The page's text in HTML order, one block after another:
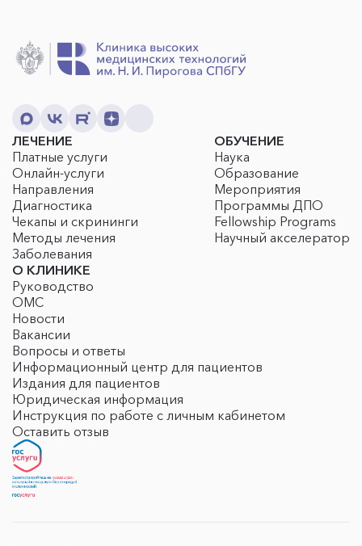
ЛЕЧЕНИЕ
Платные услуги
Онлайн-услуги
Направления
Диагностика
Чекапы и скрининги
Методы лечения
Заболевания
ОБУЧЕНИЕ
Наука
Образование
Мероприятия
Программы ДПО
Fellowship Programs
Научный акселератор
О КЛИНИКЕ
Руководство
ОМС
Новости
Вакансии
Вопросы и ответы
Информационный центр для пациентов
Издания для пациентов
Юридическая информация
Инструкция по работе с личным кабинетом
Оставить отзыв